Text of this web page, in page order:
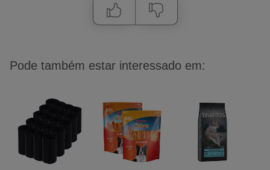
Pode também estar interessado em: